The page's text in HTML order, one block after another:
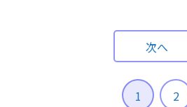
次へ
1 2